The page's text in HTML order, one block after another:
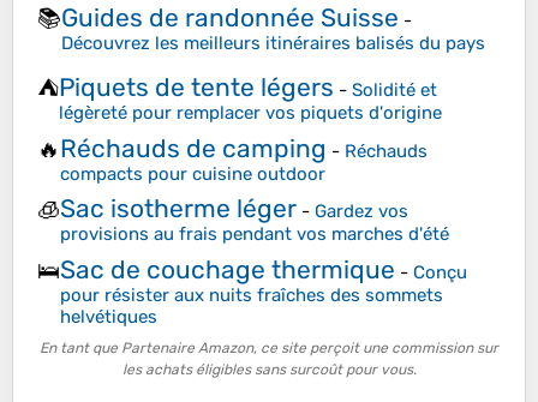
📚Guides de randonnée Suisse -
Découvrez les meilleurs itinéraires balisés du pays
⛺Piquets de tente légers - Solidité et
légèreté pour remplacer vos piquets d'origine
🔥Réchauds de camping - Réchauds
compacts pour cuisine outdoor
🧊Sac isotherme léger - Gardez vos
provisions au frais pendant vos marches d'été
🛌Sac de couchage thermique - Conçu
pour résister aux nuits fraîches des sommets
helvétiques
En tant que Partenaire Amazon, ce site perçoit une commission sur
les achats éligibles sans surcoût pour vous.